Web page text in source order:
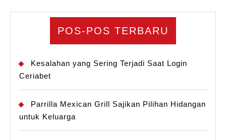
POS-POS TERBARU
Kesalahan yang Sering Terjadi Saat Login
Ceriabet
Parrilla Mexican Grill Sajikan Pilihan Hidangan
untuk Keluarga